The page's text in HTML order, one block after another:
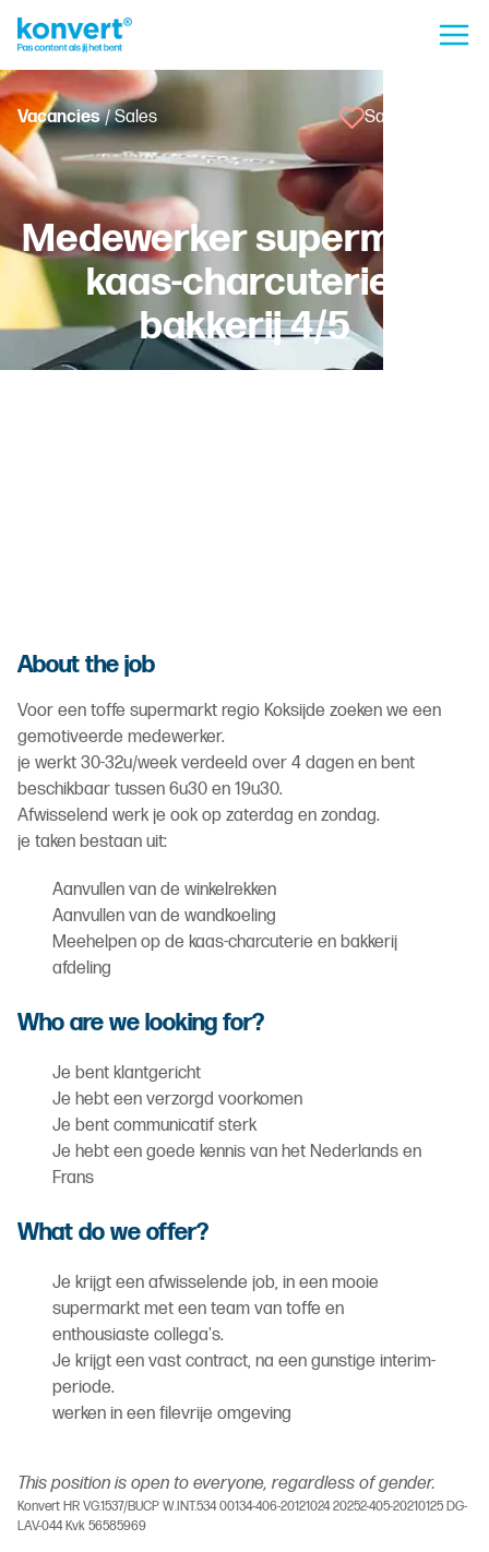
Vacancies/ Sales Save vacancy
Medewerker supermarkt
kaas-charcuterie-
bakkerij 4/5
About the job
Voor een toffe supermarkt regio Koksijde zoeken we een
gemotiveerde medewerker.
je werkt 30-32u/week verdeeld over 4 dagen en bent
beschikbaar tussen 6u30 en 19u30.
Afwisselend werk je ook op zaterdag en zondag.
je taken bestaan uit:
Aanvullen van de winkelrekken
Aanvullen van de wandkoeling
Meehelpen op de kaas-charcuterie en bakkerij
afdeling
Who are we looking for?
Je bent klantgericht
Je hebt een verzorgd voorkomen
Je bent communicatif sterk
Je hebt een goede kennis van het Nederlands en
Frans
What do we offer?
Je krijgt een afwisselende job, in een mooie
supermarkt met een team van toffe en
enthousiaste collega's.
Je krijgt een vast contract, na een gunstige interim-
periode.
werken in een filevrije omgeving
This position is open to everyone, regardless of gender.
Konvert HR VG.1537/BUCP W.INT.534 00134-406-20121024 20252-405-20210125 DG-
LAV-044 Kvk 56585969